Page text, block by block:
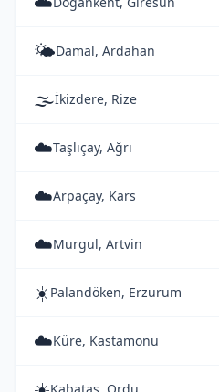
🌤️Damal, Ardahan
🌫️İkizdere, Rize
☁️Taşlıçay, Ağrı
☁️Arpaçay, Kars
☁️Murgul, Artvin
☀️Palandöken, Erzurum
☁️Küre, Kastamonu